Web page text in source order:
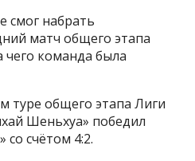
смог набрать
матч общего этапа
команда была
туре общего этапа Лиги
Шеньхуа» победил
со счётом 4:2.